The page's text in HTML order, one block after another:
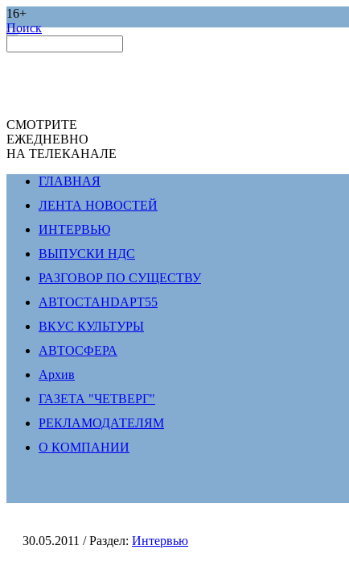
16+
Поиск
СМОТРИТЕ
ЕЖЕДНЕВНО
НА ТЕЛЕКАНАЛЕ
ГЛАВНАЯ
ЛЕНТА НОВОСТЕЙ
ИНТЕРВЬЮ
ВЫПУСКИ НДС
РАЗГОВОР ПО СУЩЕСТВУ
АВТОСТАНDАРТ55
ВКУС КУЛЬТУРЫ
АВТОСФЕРА
Архив
ГАЗЕТА "ЧЕТВЕРГ"
РЕКЛАМОДАТЕЛЯМ
О КОМПАНИИ
30.05.2011 / Раздел: Интервью